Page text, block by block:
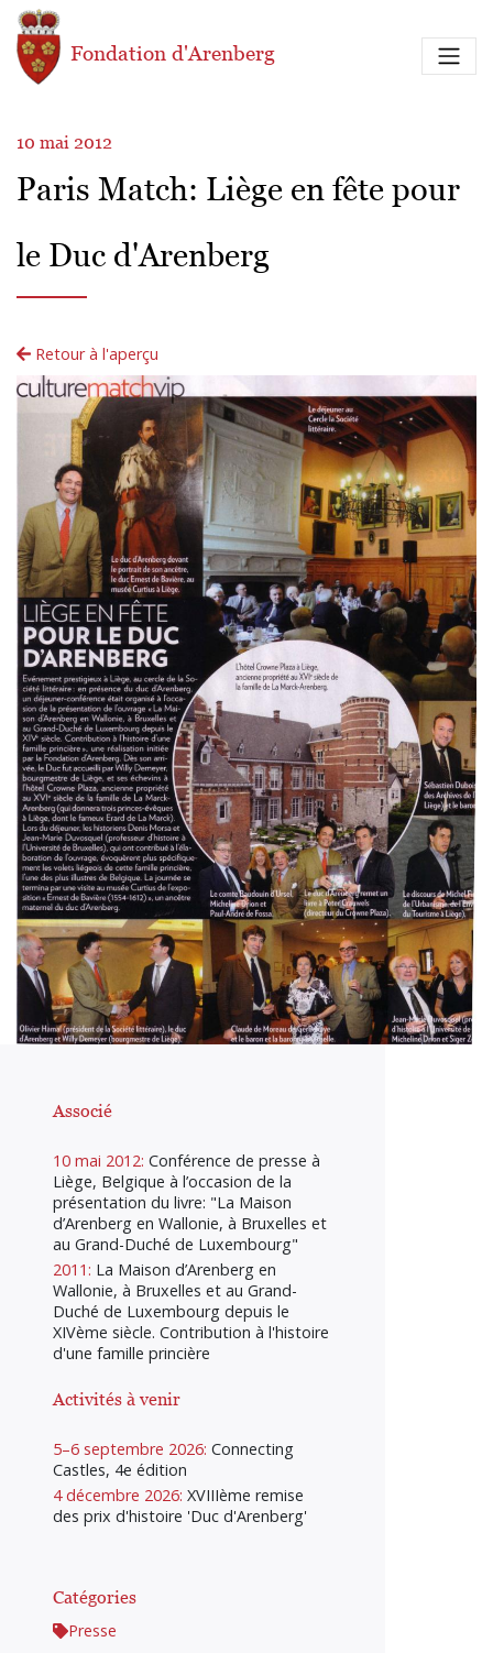
Aller au contenu principal
Fondation d'Arenberg
10 mai 2012
Paris Match: Liège en fête pour
le Duc d'Arenberg
Retour à l'aperçu
Associé
10 mai 2012: Conférence de presse à
Liège, Belgique à l’occasion de la
présentation du livre: "La Maison
d’Arenberg en Wallonie, à Bruxelles et
au Grand-Duché de Luxembourg"
2011: La Maison d’Arenberg en
Wallonie, à Bruxelles et au Grand-
Duché de Luxembourg depuis le
XIVème siècle. Contribution à l'histoire
d'une famille princière
Activités à venir
5–6 septembre 2026: Connecting
Castles, 4e édition
4 décembre 2026: XVIIIème remise
des prix d'histoire 'Duc d'Arenberg'
Catégories
Presse